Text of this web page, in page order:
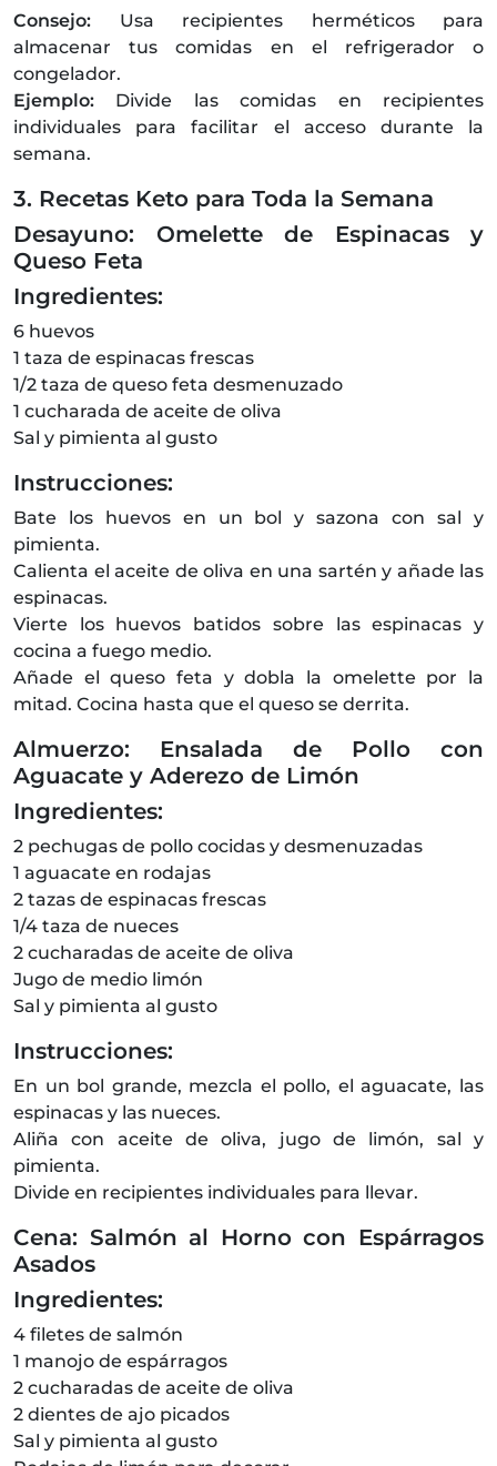
Consejo: Usa recipientes herméticos para
almacenar tus comidas en el refrigerador o
congelador.
Ejemplo: Divide las comidas en recipientes
individuales para facilitar el acceso durante la
semana.
3. Recetas Keto para Toda la Semana
Desayuno: Omelette de Espinacas y
Queso Feta
Ingredientes:
6 huevos
1 taza de espinacas frescas
1/2 taza de queso feta desmenuzado
1 cucharada de aceite de oliva
Sal y pimienta al gusto
Instrucciones:
Bate los huevos en un bol y sazona con sal y
pimienta.
Calienta el aceite de oliva en una sartén y añade las
espinacas.
Vierte los huevos batidos sobre las espinacas y
cocina a fuego medio.
Añade el queso feta y dobla la omelette por la
mitad. Cocina hasta que el queso se derrita.
Almuerzo: Ensalada de Pollo con
Aguacate y Aderezo de Limón
Ingredientes:
2 pechugas de pollo cocidas y desmenuzadas
1 aguacate en rodajas
2 tazas de espinacas frescas
1/4 taza de nueces
2 cucharadas de aceite de oliva
Jugo de medio limón
Sal y pimienta al gusto
Instrucciones:
En un bol grande, mezcla el pollo, el aguacate, las
espinacas y las nueces.
Aliña con aceite de oliva, jugo de limón, sal y
pimienta.
Divide en recipientes individuales para llevar.
Cena: Salmón al Horno con Espárragos
Asados
Ingredientes:
4 filetes de salmón
1 manojo de espárragos
2 cucharadas de aceite de oliva
2 dientes de ajo picados
Sal y pimienta al gusto